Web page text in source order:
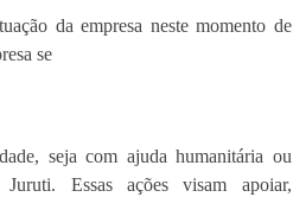
da empresa neste momento de
se
seja com ajuda humanitária ou
Essas ações visam apoiar,